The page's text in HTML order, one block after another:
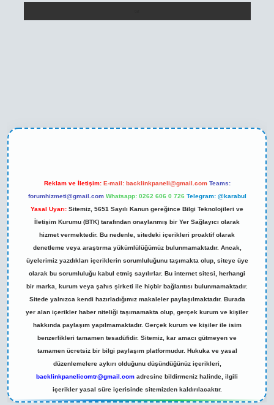
Reklam ve İletişim: E-mail: backlinkpaneli@gmail.com Teams:
forumhizmeti@gmail.com Whatsapp: 0262 606 0 726 Telegram: @karabul
Yasal Uyarı: Sitemiz, 5651 Sayılı Kanun gereğince Bilgi Teknolojileri ve
İletişim Kurumu (BTK) tarafından onaylanmış bir Yer Sağlayıcı olarak
hizmet vermektedir. Bu nedenle, sitedeki içerikleri proaktif olarak
denetleme veya araştırma yükümlülüğümüz bulunmamaktadır. Ancak,
üyelerimiz yazdıkları içeriklerin sorumluluğunu taşımakta olup, siteye üye
olarak bu sorumluluğu kabul etmiş sayılırlar. Bu internet sitesi, herhangi
bir marka, kurum veya şahıs şirketi ile hiçbir bağlantısı bulunmamaktadır.
Sitede yalnızca kendi hazırladığımız makaleler paylaşılmaktadır. Burada
yer alan içerikler haber niteliği taşımamakta olup, gerçek kurum ve kişiler
hakkında paylaşım yapılmamaktadır. Gerçek kurum ve kişiler ile isim
benzerlikleri tamamen tesadüfidir. Sitemiz, kar amacı gütmeyen ve
tamamen ücretsiz bir bilgi paylaşım platformudur. Hukuka ve yasal
düzenlemelere aykırı olduğunu düşündüğünüz içerikleri,
backlinkpanelicomtr@gmail.com adresine bildirmeniz halinde, ilgili
içerikler yasal süre içerisinde sitemizden kaldırılacaktır.